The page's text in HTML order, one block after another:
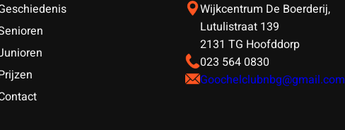
Wijkcentrum De Boerderij,
Lutulistraat 139
2131 TG Hoofddorp
023 564 0830
Goochelclubnbg@gmail.com